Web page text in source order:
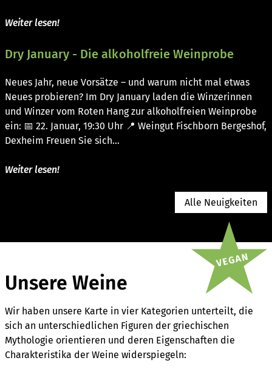
Weiter lesen!
Dry January - Die alkoholfreie Weinprobe
Neues Jahr, neue Vorsätze – und warum nicht mal etwas
Neues probieren? Im Dry January laden die Winzerinnen
und Winzer vom Roten Hang zur alkoholfreien Weinprobe
ein: 📅 22. Januar, 19:30 Uhr 📍 Weingut Fischborn Bergeshof,
Dexheim Freuen Sie sich…
Weiter lesen!
Alle Neuigkeiten
Unsere Weine
Wir haben unsere Karte in vier Kategorien unterteilt, die
sich an unterschiedlichen Figuren der griechischen
Mythologie orientieren und deren Eigenschaften die
Charakteristika der Weine widerspiegeln: